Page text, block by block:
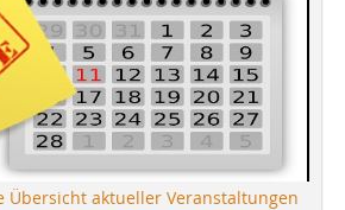
Übersicht aktueller Veranstaltungen